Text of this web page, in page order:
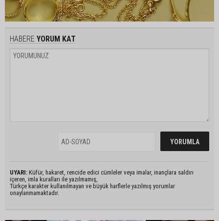
HABERE YORUM KAT
UYARI: Küfür, hakaret, rencide edici cümleler veya imalar, inançlara saldırı
içeren, imla kuralları ile yazılmamış,
Türkçe karakter kullanılmayan ve büyük harflerle yazılmış yorumlar
onaylanmamaktadır.